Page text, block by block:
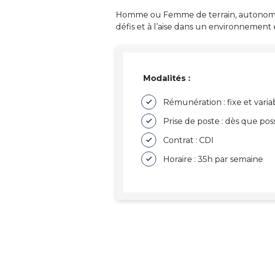
Homme ou Femme de terrain,
défis et à l’aise dans un
Modalités :
Rémunération : fixe et
Prise de poste : dès que
Contrat : CDI
Horaire : 35h par semaine